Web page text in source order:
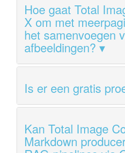
Hoe gaat Total
X om met
het samenvoegen
afbeeldingen?
Is er een gratis
Kan Total Image
Markdown